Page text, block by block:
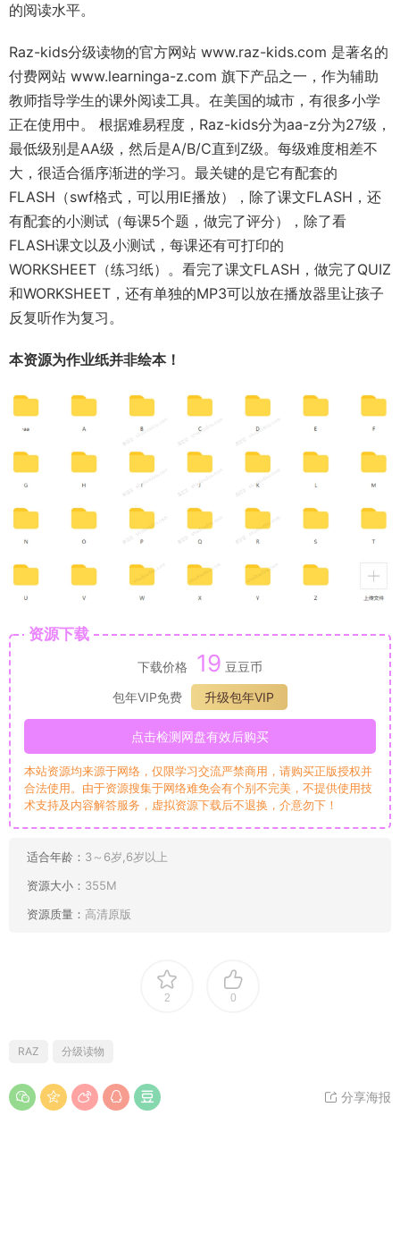
的阅读水平。
Raz-kids分级读物的官方网站 www.raz-kids.com 是著名的
付费网站 www.learninga-z.com 旗下产品之一，作为辅助
教师指导学生的课外阅读工具。在美国的城市，有很多小学
正在使用中。 根据难易程度，Raz-kids分为aa-z分为27级，
最低级别是AA级，然后是A/B/C直到Z级。每级难度相差不
大，很适合循序渐进的学习。最关键的是它有配套的
FLASH（swf格式，可以用IE播放），除了课文FLASH，还
有配套的小测试（每课5个题，做完了评分），除了看
FLASH课文以及小测试，每课还有可打印的
WORKSHEET（练习纸）。看完了课文FLASH，做完了QUIZ
和WORKSHEET，还有单独的MP3可以放在播放器里让孩子
反复听作为复习。
本资源为作业纸并非绘本！
资源下载
下载价格 19 豆豆币
包年VIP免费
升级包年VIP
点击检测网盘有效后购买
本站资源均来源于网络，仅限学习交流严禁商用，请购买正版授权并
合法使用。由于资源搜集于网络难免会有个别不完美，不提供使用技
术支持及内容解答服务，虚拟资源下载后不退换，介意勿下！
适合年龄： 3～6岁,6岁以上
资源大小： 355M
资源质量： 高清原版
2 0
RAZ 分级读物
分享海报